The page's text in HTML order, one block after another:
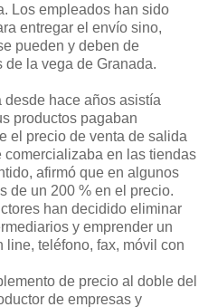
Los empleados han sido
entregar el envío sino,
pueden y deben de
la vega de Granada.
hace años asistía
productos pagaban
el precio de venta de salida
en las tiendas
afirmó que en algunos
de un 200 % en el precio.
han decidido eliminar
y emprender un
line, teléfono, fax, móvil con
de precio al doble del
de empresas y